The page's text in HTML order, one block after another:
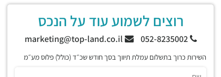
רוצים לשמוע עוד על הנכס
052-8235002
השירות כרוך בתשלום עמלת תיווך בסך חודש שכ״ד (כולל) פלוס מע״מ